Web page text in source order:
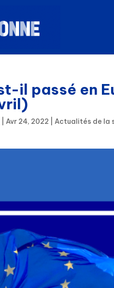
il passé en
|Avr 24, 2022 |Actualités de la